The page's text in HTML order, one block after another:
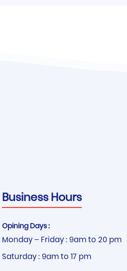
Business Hours
Opining Days :
Monday – Friday : 9am to 20 pm
Saturday : 9am to 17 pm